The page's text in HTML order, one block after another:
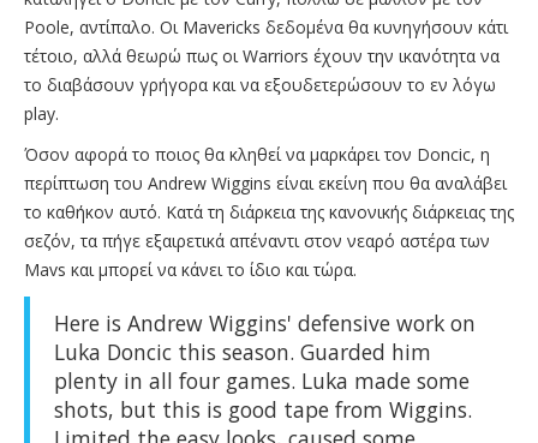
Poole, αντίπαλο. Οι Mavericks δεδομένα θα κυνηγήσουν κάτι
τέτοιο, αλλά θεωρώ πως οι Warriors έχουν την ικανότητα να
το διαβάσουν γρήγορα και να εξουδετερώσουν το εν λόγω
play.
Όσον αφορά το ποιος θα κληθεί να μαρκάρει τον Doncic, η
περίπτωση του Andrew Wiggins είναι εκείνη που θα αναλάβει
το καθήκον αυτό. Κατά τη διάρκεια της κανονικής διάρκειας της
σεζόν, τα πήγε εξαιρετικά απέναντι στον νεαρό αστέρα των
Mavs και μπορεί να κάνει το ίδιο και τώρα.
Here is Andrew Wiggins' defensive work on
Luka Doncic this season. Guarded him
plenty in all four games. Luka made some
shots, but this is good tape from Wiggins.